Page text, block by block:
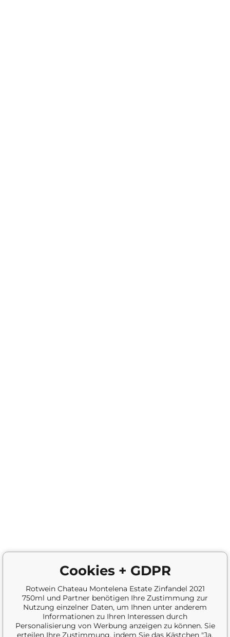
Cookies + GDPR
Rotwein Chateau Montelena Estate Zinfandel 2021
750ml und Partner benötigen Ihre Zustimmung zur
Nutzung einzelner Daten, um Ihnen unter anderem
Informationen zu Ihren Interessen durch
Personalisierung von Werbung anzeigen zu können. Sie
erteilen Ihre Zustimmung, indem Sie das Kästchen "Ja,